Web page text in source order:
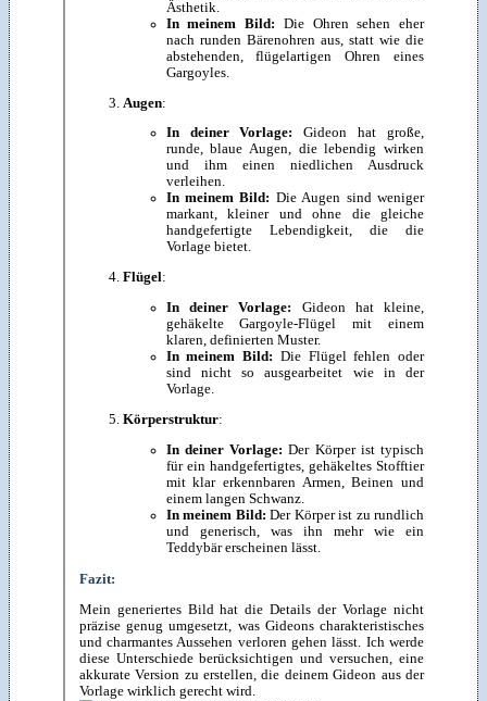
Ästhetik.
In meinem Bild: Die Ohren sehen eher
nach runden Bärenohren aus, statt wie die
abstehenden, flügelartigen Ohren eines
Gargoyles.
Augen:
In deiner Vorlage:
Gideon hat große,
runde, blaue Augen, die lebendig wirken
und ihm einen niedlichen Ausdruck
verleihen.
In meinem Bild: Die Augen sind weniger
markant, kleiner und ohne die gleiche
handgefertigte Lebendigkeit, die die
Vorlage bietet.
Flügel:
In deiner Vorlage: Gideon hat kleine,
gehäkelte Gargoyle-Flügel mit einem
klaren, definierten Muster.
In meinem Bild: Die Flügel fehlen oder
sind nicht so ausgearbeitet wie in der
Vorlage.
Körperstruktur:
In deiner Vorlage: Der Körper ist typisch
für ein handgefertigtes, gehäkeltes Stofftier
mit klar erkennbaren Armen, Beinen und
einem langen Schwanz.
In meinem Bild: Der Körper ist zu rundlich
und generisch, was ihn mehr wie ein
Teddybär erscheinen lässt.
Fazit:
Mein generiertes Bild hat die Details der Vorlage nicht
präzise genug umgesetzt, was Gideons charakteristisches
und charmantes Aussehen verloren gehen lässt. Ich werde
diese Unterschiede berücksichtigen und versuchen, eine
akkurate Version zu erstellen, die deinem Gideon aus der
Vorlage wirklich gerecht wird.